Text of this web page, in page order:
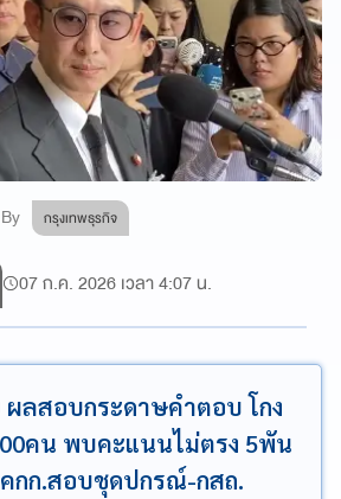
By กรุงเทพธุรกิจ
07 ก.ค. 2026 เวลา 4:07 น.
ผลสอบกระดาษคำตอบ โกง
คน พบคะแนนไม่ตรง 5พัน
กก.สอบชุดปกรณ์-กสถ.